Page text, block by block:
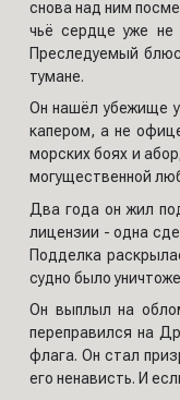
снова над ним
чьё сердце уже не
Преследуемый
тумане.
Он нашёл убежище
капером, а не
морских боях и
могущественной
Два года он жил
лицензии - одна
Подделка
судно было
Он выплыл на
переправился на
флага. Он стал
его ненависть. И